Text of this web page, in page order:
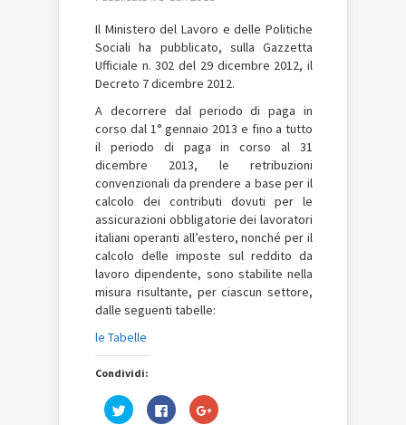
Il Ministero del Lavoro e delle Politiche
Sociali ha pubblicato, sulla Gazzetta
Ufficiale n. 302 del 29 dicembre 2012, il
Decreto 7 dicembre 2012.
A decorrere dal periodo di paga in
corso dal 1° gennaio 2013 e fino a tutto
il periodo di paga in corso al 31
dicembre 2013, le retribuzioni
convenzionali da prendere a base per il
calcolo dei contributi dovuti per le
assicurazioni obbligatorie dei lavoratori
italiani operanti all’estero, nonché per il
calcolo delle imposte sul reddito da
lavoro dipendente, sono stabilite nella
misura risultante, per ciascun settore,
dalle seguenti tabelle:
le Tabelle
Condividi:
Fai
clic
Fai
clic
Fai
clic